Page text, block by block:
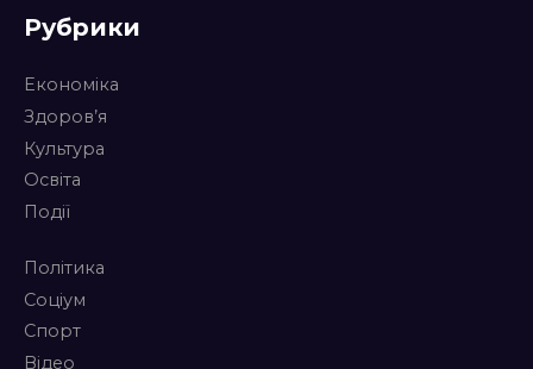
Рубрики
Економіка
Здоров’я
Культура
Освіта
Події
Політика
Соціум
Спорт
Відео